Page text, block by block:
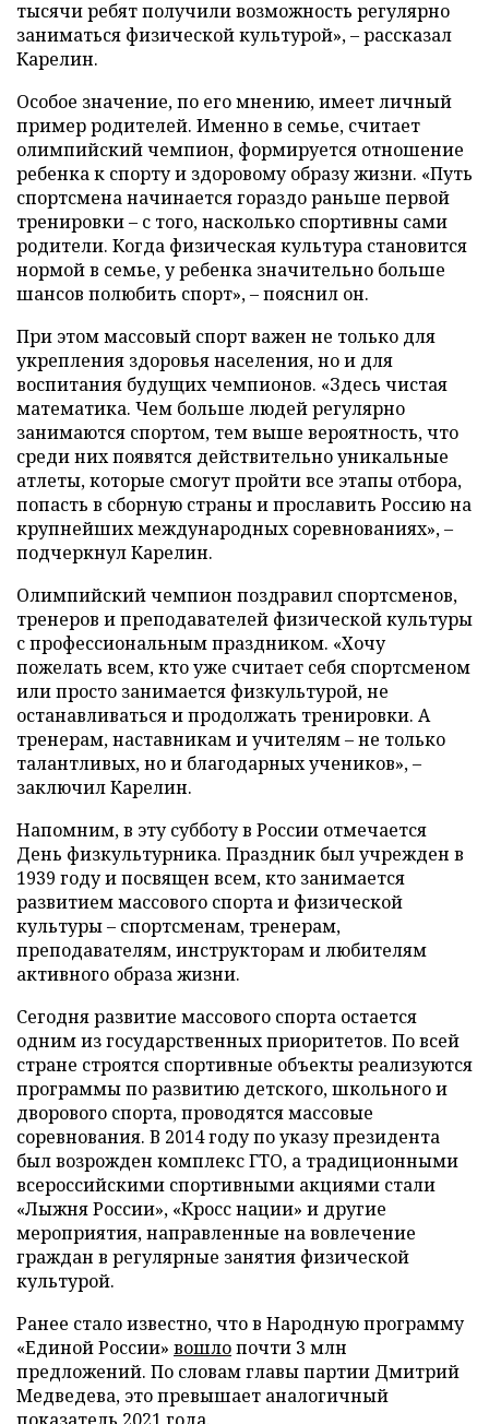
тысячи ребят получили возможность регулярно
заниматься физической культурой», – рассказал
Карелин.
Особое значение, по его мнению, имеет личный
пример родителей. Именно в семье, считает
олимпийский чемпион, формируется отношение
ребенка к спорту и здоровому образу жизни. «Путь
спортсмена начинается гораздо раньше первой
тренировки – с того, насколько спортивны сами
родители. Когда физическая культура становится
нормой в семье, у ребенка значительно больше
шансов полюбить спорт», – пояснил он.
При этом массовый спорт важен не только для
укрепления здоровья населения, но и для
воспитания будущих чемпионов. «Здесь чистая
математика. Чем больше людей регулярно
занимаются спортом, тем выше вероятность, что
среди них появятся действительно уникальные
атлеты, которые смогут пройти все этапы отбора,
попасть в сборную страны и прославить Россию на
крупнейших международных соревнованиях», –
подчеркнул Карелин.
Олимпийский чемпион поздравил спортсменов,
тренеров и преподавателей физической культуры
с профессиональным праздником. «Хочу
пожелать всем, кто уже считает себя спортсменом
или просто занимается физкультурой, не
останавливаться и продолжать тренировки. А
тренерам, наставникам и учителям – не только
талантливых, но и благодарных учеников», –
заключил Карелин.
Напомним, в эту субботу в России отмечается
День физкультурника. Праздник был учрежден в
1939 году и посвящен всем, кто занимается
развитием массового спорта и физической
культуры – спортсменам, тренерам,
преподавателям, инструкторам и любителям
активного образа жизни.
Сегодня развитие массового спорта остается
одним из государственных приоритетов. По всей
стране строятся спортивные объекты реализуются
программы по развитию детского, школьного и
дворового спорта, проводятся массовые
соревнования. В 2014 году по указу президента
был возрожден комплекс ГТО, а традиционными
всероссийскими спортивными акциями стали
«Лыжня России», «Кросс нации» и другие
мероприятия, направленные на вовлечение
граждан в регулярные занятия физической
культурой.
Ранее стало известно, что в Народную программу
«Единой России» вошлопочти 3 млн
предложений. По словам главы партии Дмитрий
Медведева, это превышает аналогичный